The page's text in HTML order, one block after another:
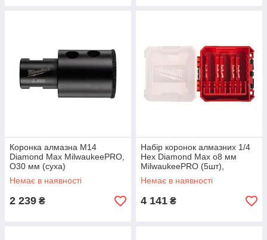
Коронка алмазна M14
Diamond Max MilwaukeePRO,
O30 мм (суха)
Немає в наявності
2 239 ₴
Набір коронок алмазних 1/4
Hex Diamond Max o8 мм
MilwaukeePRO (5шт),
пластиковий кейс
Немає в наявності
4 141 ₴